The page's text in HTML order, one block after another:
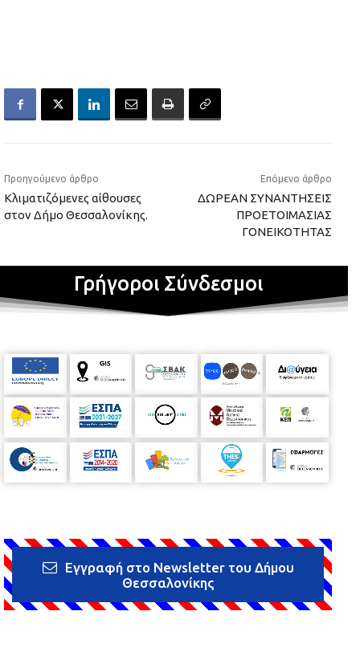
Προηγούμενο άρθρο
Κλιματιζόμενες αίθουσες
στον Δήμο Θεσσαλονίκης.
Επόμενο άρθρο
ΔΩΡΕΑΝ ΣΥΝΑΝΤΗΣΕΙΣ
ΠΡΟΕΤΟΙΜΑΣΙΑΣ
ΓΟΝΕΙΚΟΤΗΤΑΣ
Γρήγοροι Σύνδεσμοι
Εγγραφή στο Newsletter του Δήμου
Θεσσαλονίκης